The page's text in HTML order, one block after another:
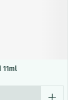
11ml